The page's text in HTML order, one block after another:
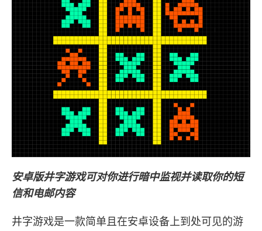
安卓版井字游戏可对你进行暗中监视并读取你的短
信和电邮内容
井字游戏是一款简单且在安卓设备上到处可见的游